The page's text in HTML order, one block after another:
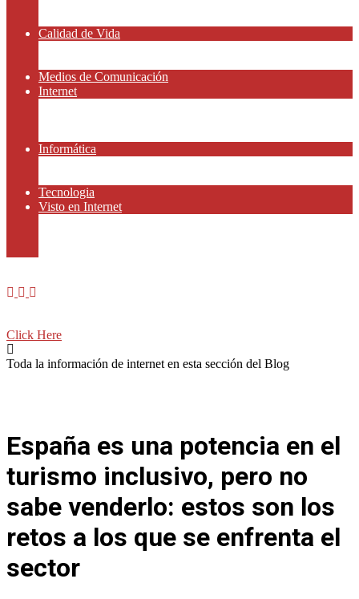
Calidad de Vida
Medios de Comunicación
Internet
Informática
Tecnologia
Visto en Internet
Click Here
Toda la información de internet en esta sección del Blog
España es una potencia en el
turismo inclusivo, pero no
sabe venderlo: estos son los
retos a los que se enfrenta el
sector